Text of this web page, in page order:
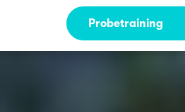
Probetraining